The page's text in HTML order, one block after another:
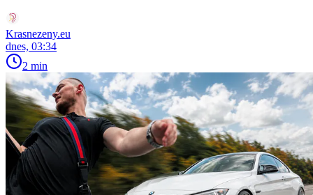
Krasnezeny.eu
dnes, 03:34
2 min